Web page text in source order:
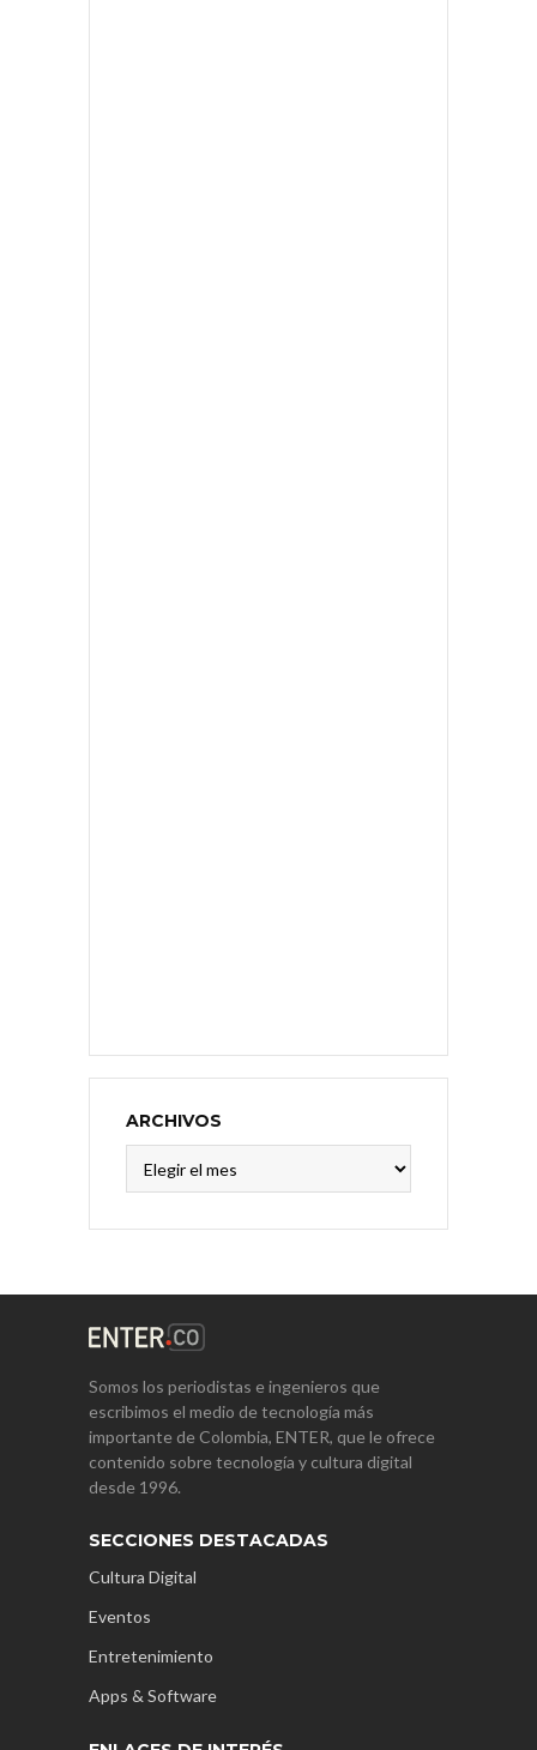
ARCHIVOS
Somos los periodistas e ingenieros que
escribimos el medio de tecnología más
importante de Colombia, ENTER, que le ofrece
contenido sobre tecnología y cultura digital
desde 1996.
SECCIONES DESTACADAS
Cultura Digital
Eventos
Entretenimiento
Apps & Software